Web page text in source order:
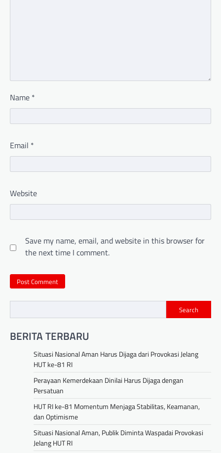
Name *
Email *
Website
Save my name, email, and website in this browser for
the next time I comment.
Search
BERITA TERBARU
Situasi Nasional Aman Harus Dijaga dari Provokasi Jelang
HUT ke-81 RI
Perayaan Kemerdekaan Dinilai Harus Dijaga dengan
Persatuan
HUT RI ke-81 Momentum Menjaga Stabilitas, Keamanan,
dan Optimisme
Situasi Nasional Aman, Publik Diminta Waspadai Provokasi
Jelang HUT RI